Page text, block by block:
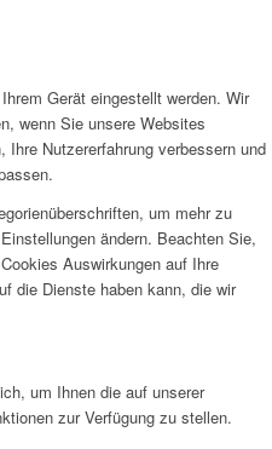
Gerät eingestellt werden. Wir
wenn Sie unsere Websites
Nutzererfahrung verbessern und
um mehr zu
ändern. Beachten Sie,
Auswirkungen auf Ihre
die Dienste haben kann, die wir
um Ihnen die auf unserer
zur Verfügung zu stellen.